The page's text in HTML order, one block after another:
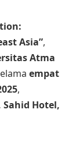
Asia”,
Atma
empat
,
Hotel,